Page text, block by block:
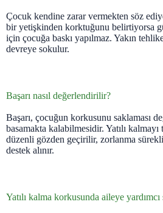
Çocuk kendine zarar vermekten söz
bir yetişkinden korktuğunu belirtiyorsa
için çocuğa baskı yapılmaz. Yakın
devreye sokulur.
Başarı nasıl değerlendirilir?
Başarı, çocuğun korkusunu saklaması
basamakta kalabilmesidir. Yatılı
düzenli gözden geçirilir, zorlanma
destek alınır.
Yatılı kalma korkusunda aileye